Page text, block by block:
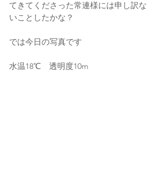
てきてくださった常連様には申し訳な
いことしたかな？
では今日の写真です
水温18℃　透明度10m